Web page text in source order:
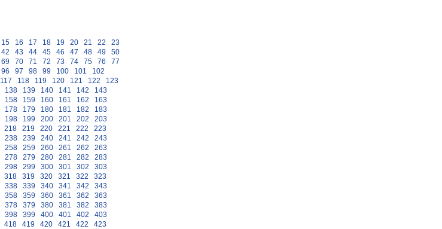
15 16 17 18 19 20 21 22
23
42 43 44 45 46 47 48 49
50
69 70 71 72 73 74 75 76
77
96 97 98 99 100 101
102
117 118 119 120 121 122
123
138 139 140 141 142
143
158 159 160 161 162
163
178 179 180 181 182
183
198 199 200 201 202
203
218 219 220 221 222
223
238 239 240 241 242
243
258 259 260 261 262
263
278 279 280 281 282
283
298 299 300 301 302
303
318 319 320 321 322
323
338 339 340 341 342
343
358 359 360 361 362
363
378 379 380 381 382
383
398 399 400 401 402
403
418 419 420 421 422
423